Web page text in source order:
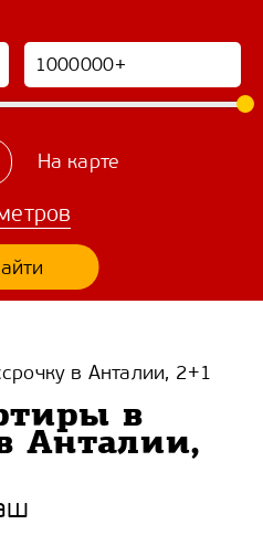
На карте
в Анталии, 2+1
в
Анталии,